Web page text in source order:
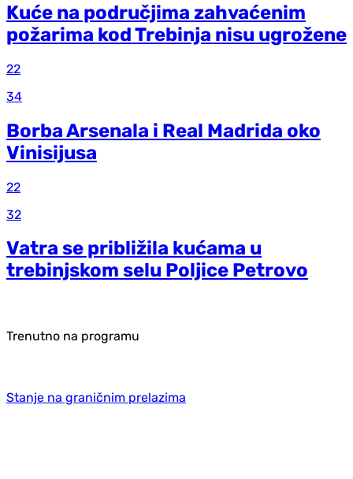
Kuće na područjima zahvaćenim
požarima kod Trebinja nisu ugrožene
22
34
Borba Arsenala i Real Madrida oko
Vinisijusa
22
32
Vatra se približila kućama u
trebinjskom selu Poljice Petrovo
Trenutno na programu
Stanje na graničnim prelazima